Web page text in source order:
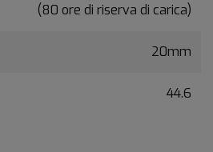
(80 ore di riserva di carica)
20mm
44.6